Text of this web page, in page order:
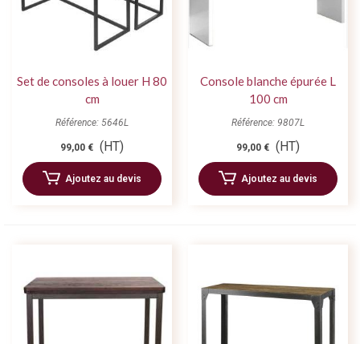
Set de consoles à louer H 80
cm
Référence: 5646L
99,00 € (HT)
Ajoutez au devis
Console blanche épurée L
100 cm
Référence: 9807L
99,00 € (HT)
Ajoutez au devis